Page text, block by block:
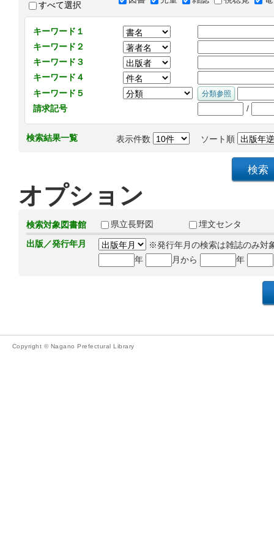
すべて選択
キーワード１
キーワード２
キーワード３
キーワード４
キーワード５
請求記号
/
検索結果一覧 表示件数 ソート順
オプション
検索対象図書館 県立長野図
埋文センタ
出版／発行年月
※発行年月の検索は雑誌のみ対
年
月から 年
Copyright © Nagano Prefectural Library